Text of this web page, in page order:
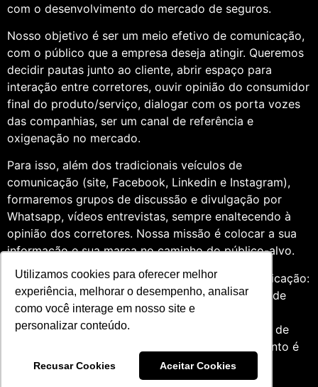
Utilizamos cookies para oferecer melhor
experiência, melhorar o desempenho, analisar
como você interage em nosso site e
personalizar conteúdo.
Recusar Cookies Aceitar Cookies
com o desenvolvimento do mercado de seguros.
Nosso objetivo é ser um meio efetivo de comunicação,
com o público que a empresa deseja atingir. Queremos
decidir pautas junto ao cliente, abrir espaço para
interação entre corretores, ouvir opinião do consumidor
final do produto/serviço, dialogar com os porta vozes
das companhias, ser um canal de referência e
oxigenação no mercado.
Para isso, além dos tradicionais veículos de
comunicação (site, Facebook, Linkedin e Instagram),
formaremos grupos de discussão e divulgação por
Whatsapp, vídeos entrevistas, sempre enaltecendo à
opinião dos corretores. Nossa missão é colocar a sua
informação e sua marca no caminho do público-alvo.
Somos profissionais formados na área de comunicação:
Jornalismo e Relações Públicas. Assim, por meio de
uma análise de quatro anos do setor de seguros,
entendemos que fazer um trabalho diversificado, de
relevância e com grande expertise para o segmento é
essencial àqueles que desejam contribuir para o